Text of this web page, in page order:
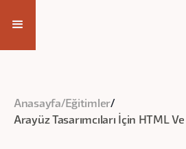
Anasayfa/ Eğitimler/
Arayüz Tasarımcıları İçin HTML